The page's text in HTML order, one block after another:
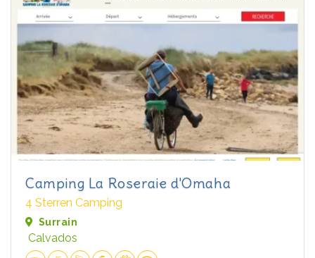
Camping La Roseraie d'Omaha
4 Sterren Camping
Surrain
Calvados